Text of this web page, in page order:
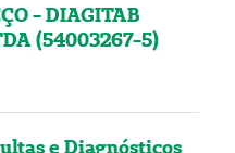
- DIAGITAB
(54003267-5)
e Diagnósticos